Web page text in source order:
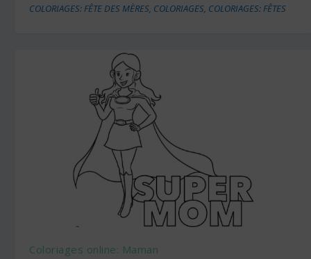
COLORIAGES: FÊTE DES MÈRES, COLORIAGES, COLORIAGES: FÊTES
Coloriages online: Maman